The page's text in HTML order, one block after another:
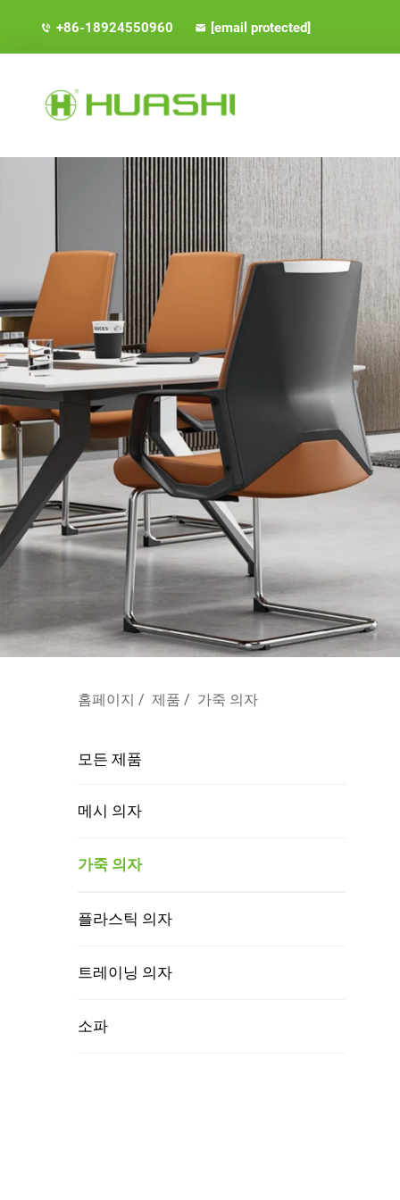
+86-18924550960 [email protected]
홈페이지 / 제품 / 가죽 의자
모든 제품
메시 의자
가죽 의자
플라스틱 의자
트레이닝 의자
소파